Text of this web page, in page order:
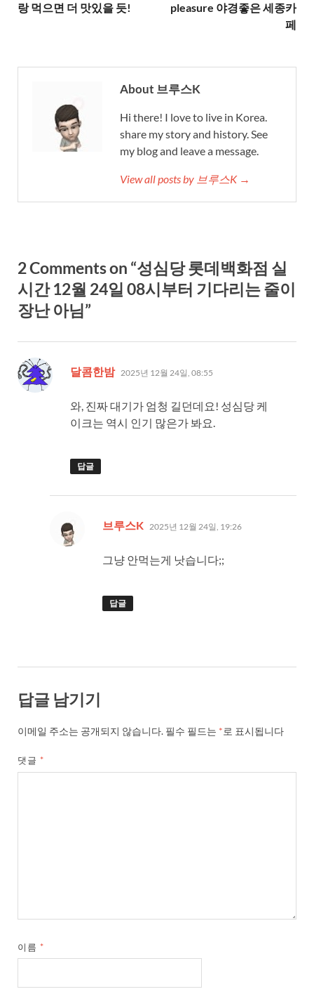
랑 먹으면 더 맛있을 듯!
pleasure 야경좋은 세종카
페
About 브루스K
Hi there! I love to live in Korea.
share my story and history. See
my blog and leave a message.
View all posts by 브루스K →
2 Comments on “성심당 롯데백화점 실
시간 12월 24일 08시부터 기다리는 줄이
장난 아님”
달콤한밤 댓
글:
2025년 12월 24일, 08:55
와, 진짜 대기가 엄청 길던데요! 성심당 케
이크는 역시 인기 많은가 봐요.
답글
브루스K 댓
글:
2025년 12월 24일, 19:26
그냥 안먹는게 낫습니다;;
답글
답글 남기기
이메일 주소는 공개되지 않습니다. 필수 필드는 *로 표시됩니다
댓글 *
이름 *